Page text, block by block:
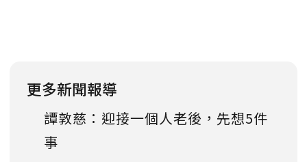
更多新聞報導
譚敦慈：迎接一個人老後，先想5件
事